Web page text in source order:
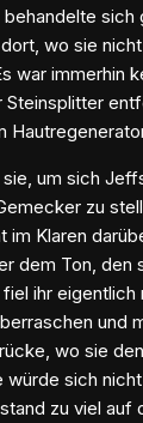
behandelte sich
wo sie
war immerhin
Steinsplitter
um sich
zu
im Klaren
dem Ton, den
ihr eigentlich
und
wo sie
würde sich
zu viel auf